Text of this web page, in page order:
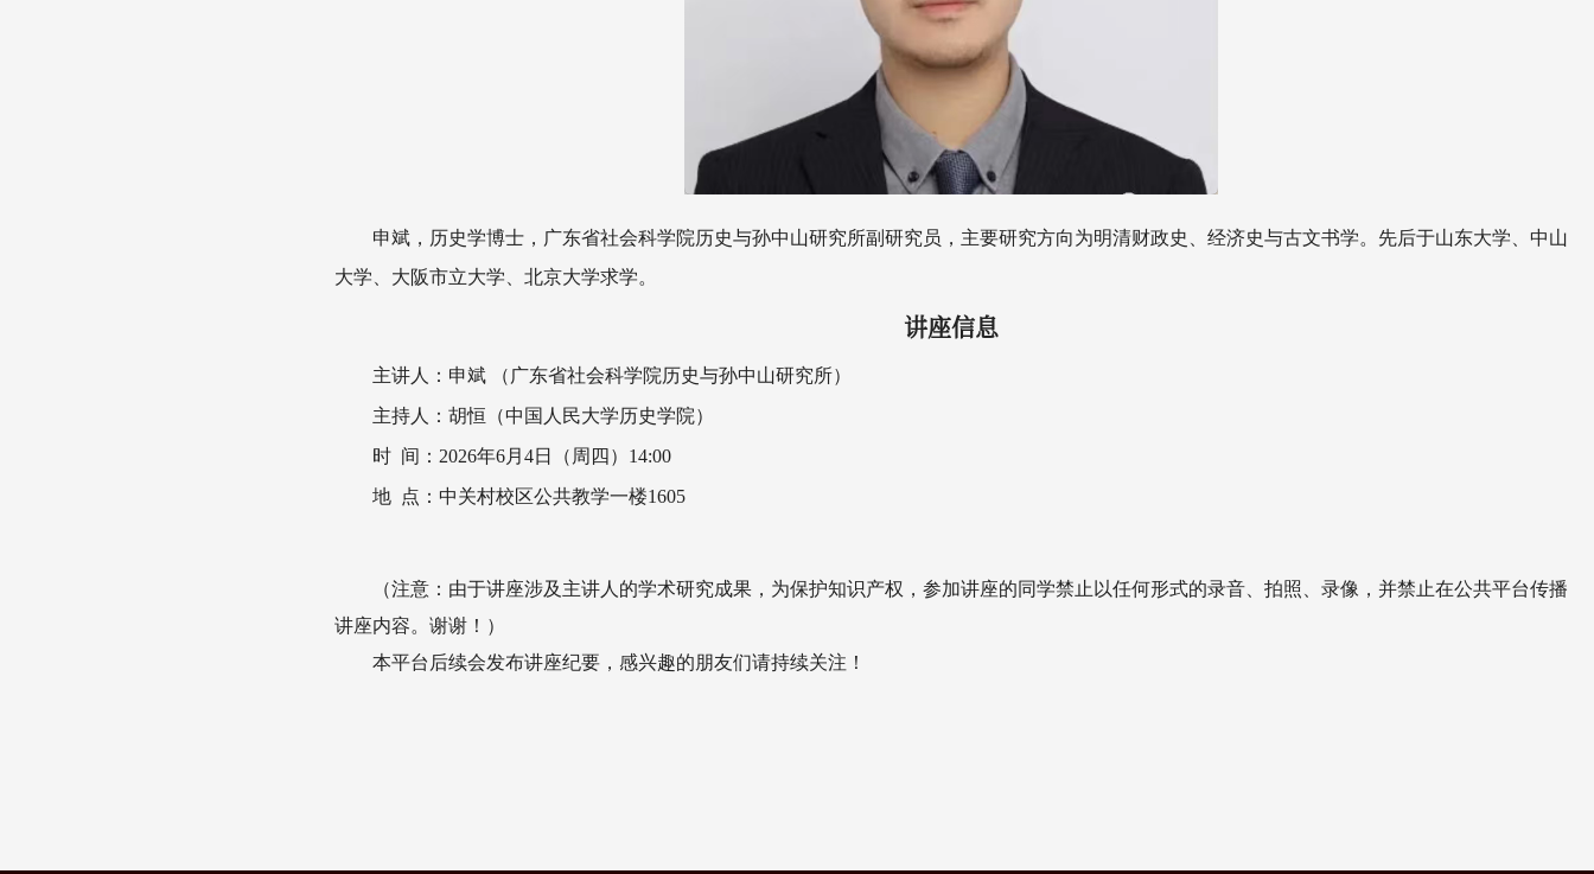
申斌，历史学博士，广东省社会科学院历史与孙中山研究所副研究员，主要研究方向为明清财政史、经济史与古文书学。先后于山东大学、中山
大学、大阪市立大学、北京大学求学。
讲座信息
主讲人：申斌 （广东省社会科学院历史与孙中山研究所）
主持人：胡恒（中国人民大学历史学院）
时 间：2026年6月4日（周四）14:00
地 点：中关村校区公共教学一楼1605
（注意：由于讲座涉及主讲人的学术研究成果，为保护知识产权，参加讲座的同学禁止以任何形式的录音、拍照、录像，并禁止在公共平台传播
讲座内容。谢谢！）
本平台后续会发布讲座纪要，感兴趣的朋友们请持续关注！